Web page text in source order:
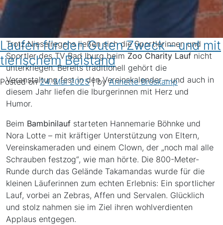
Laufen für den Guten Zweck – und mit
tierischem Beistand
Posted on24. Mai 2025|byAnnette Bröskamp
Trotz Nieselregens ließen sich die Sportlerinnen und
Sportler des TV Bad Iburg beim Zoo Charity Lauf nicht
unterkriegen. Bereits traditionell gehört die
Veranstaltung fest in den Vereinskalender – und auch in
diesem Jahr liefen die Iburgerinnen mit Herz und
Humor.
Beim Bambinilauf starteten Hannemarie Böhnke und
Nora Lotte – mit kräftiger Unterstützung von Eltern,
Vereinskameraden und einem Clown, der „noch mal alle
Schrauben festzog“, wie man hörte. Die 800-Meter-
Runde durch das Gelände Takamandas wurde für die
kleinen Läuferinnen zum echten Erlebnis: Ein sportlicher
Lauf, vorbei an Zebras, Affen und Servalen. Glücklich
und stolz nahmen sie im Ziel ihren wohlverdienten
Applaus entgegen.